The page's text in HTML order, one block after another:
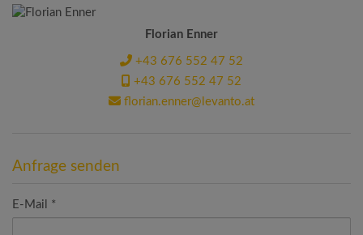
Florian Enner
+43 676 552 47 52
+43 676 552 47 52
florian.enner@levanto.at
Anfrage senden
E-Mail